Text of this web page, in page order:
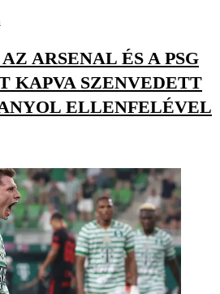
ARSENAL ÉS A PSG
KAPVA SZENVEDETT
ELLENFELÉVEL